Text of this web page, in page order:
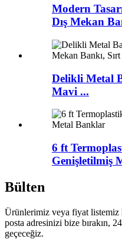
Modern
Dış Mekan
Delikli Metal
Mavi ...
6 ft
Genişletilmiş
Bülten
Ürünlerimiz veya fiyat listemiz
posta adresinizi bize bırakın,
geçeceğiz.